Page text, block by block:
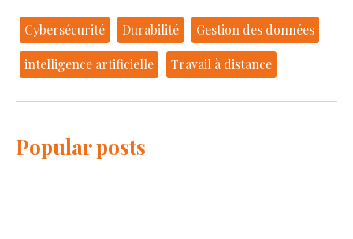
Cybersécurité Durabilité Gestion des données
intelligence artificielle Travail à distance
Popular posts